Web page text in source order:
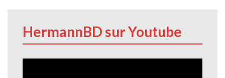
HermannBD sur Youtube